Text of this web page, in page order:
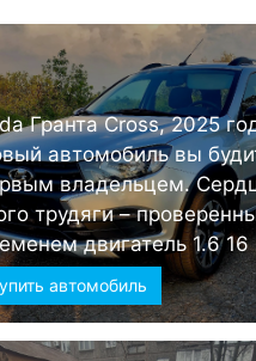
Гранта Cross, 2025
автомобиль вы
владельцем.
трудяги –
двигатель 1.6 16
автомобиль